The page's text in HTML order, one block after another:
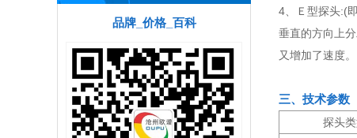
品牌_价格_百科
4、Ｅ型探头:(
垂直的方向上
又增加了速度。
三、技术参数
探头